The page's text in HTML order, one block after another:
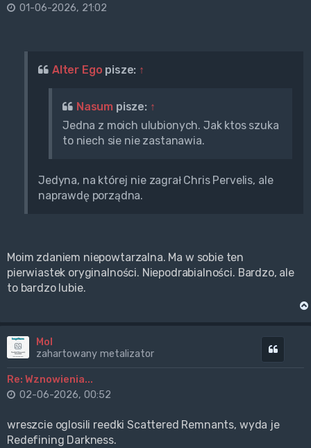
01-06-2026, 21:02
Alter Ego pisze: ↑
Nasum pisze: ↑
Jedna z moich ulubionych. Jak ktos szuka
to niech sie nie zastanawia.
Jedyna, na której nie zagrał Chris Pervelis, ale
naprawdę porządna.
Moim zdaniem niepowtarzalna. Ma w sobie ten
pierwiastek oryginalności. Niepodrabialności. Bardzo, ale
to bardzo lubie.
Mol
zahartowany metalizator
Re: Wznowienia...
02-06-2026, 00:52
wreszcie oglosili reedki Scattered Remnants, wyda je
Redefining Darkness.